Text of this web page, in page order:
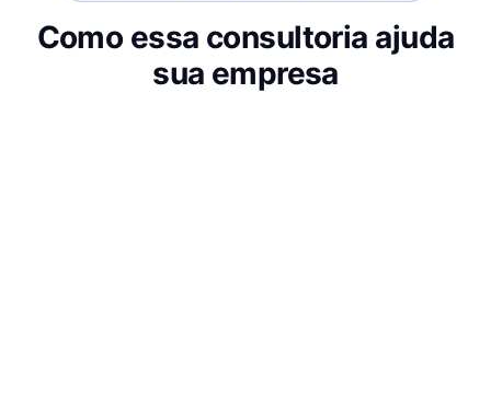
Como essa consultoria ajuda
sua empresa